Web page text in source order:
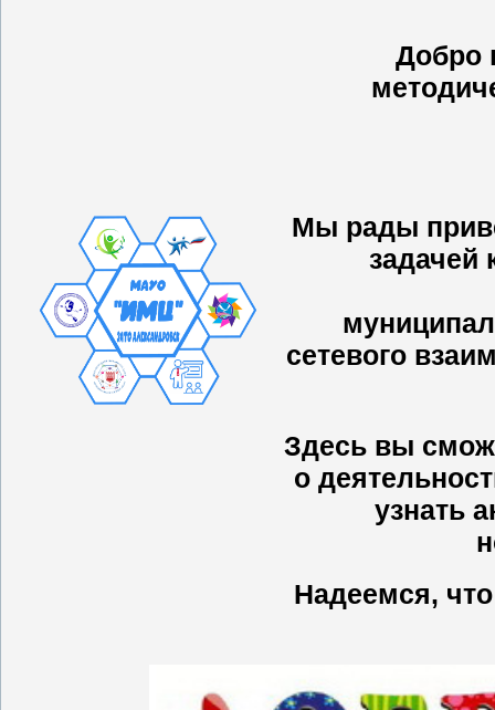
Добро
Мы рады
задачей
сетевого
Здесь вы
о
узнать
Надеемся,